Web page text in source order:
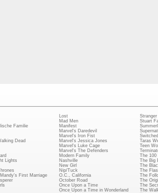
Familie
Dead
Lights
First Marriage
Lost
Mad Men
Manifest
Marvel's Daredevil
Marvel's Iron Fist
Marvel's Jessica Jones
Marvel's Luke Cage
Marvel's The Defenders
Modern Family
Nashville
New Girl
Nip/Tuck
O.C., California
October Road
Once Upon a Time
Once Upon a Time in Wonderland
Stranger
Stuart
Taras
Teen
The 100
The Big
The
The
The
The
The
The